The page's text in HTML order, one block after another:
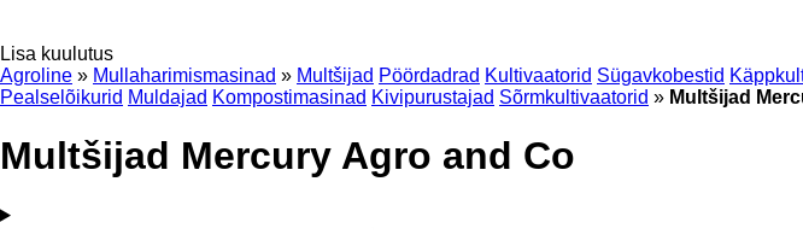
Lisa kuulutus
Agroline » Mullaharimismasinad » Multšijad Pöördadrad Kultivaatorid Sügavkobestid
Pealselõikurid Muldajad Kompostimasinad Kivipurustajad Sõrmkultivaatorid » Multšijad
Multšijad Mercury Agro and Co